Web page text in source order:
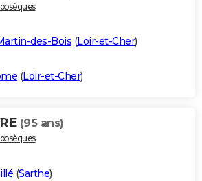
des-Bois (Loir-et-Cher)
(Loir-et-Cher)
(95 ans)
(Sarthe)